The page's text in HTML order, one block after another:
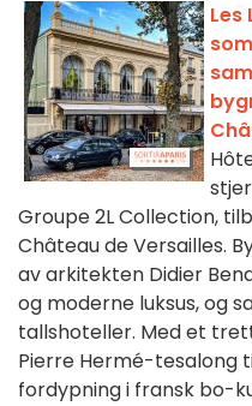
Les
Groupe 2L Collection,
Château de Versailles.
av arkitekten Didier
og moderne luksus, og
tallshoteller. Med et
Pierre Hermé-tesalong
fordypning i fransk bo-